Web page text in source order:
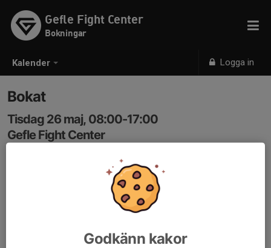
Kalender Logga in
Gefle Fight Center
Bokningar
Bokat
Tisdag 26 maj, 08:00-17:00
Gefle Fight Center
Godkänn kakor